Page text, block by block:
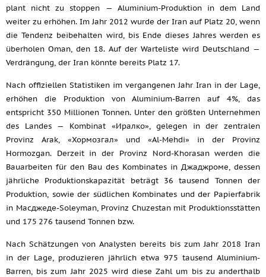
plant nicht zu stoppen — Aluminium-Produktion in dem Land
weiter zu erhöhen. Im Jahr 2012 wurde der Iran auf Platz 20, wenn
die Tendenz beibehalten wird, bis Ende dieses Jahres werden es
überholen Oman, den 18. Auf der Warteliste wird Deutschland —
Verdrängung, der Iran könnte bereits Platz 17.
Nach offiziellen Statistiken im vergangenen Jahr Iran in der Lage,
erhöhen die Produktion von Aluminium-Barren auf 4%, das
entspricht 350 Millionen Tonnen. Unter den größten Unternehmen
des Landes — Kombinat «Иралко», gelegen in der zentralen
Provinz Arak, «Хормозгал» und «Al-Mehdi» in der Provinz
Hormozgan. Derzeit in der Provinz Nord-Khorasan werden die
Bauarbeiten für den Bau des Kombinates in Джаджроме, dessen
jährliche Produktionskapazität beträgt 36 tausend Tonnen der
Produktion, sowie der südlichen Kombinates und der Papierfabrik
in Масджеде-Soleyman, Provinz Chuzestan mit Produktionsstätten
und 175 276 tausend Tonnen bzw.
Nach Schätzungen von Analysten bereits bis zum Jahr 2018 Iran
in der Lage, produzieren jährlich etwa 975 tausend Aluminium-
Barren, bis zum Jahr 2025 wird diese Zahl um bis zu anderthalb